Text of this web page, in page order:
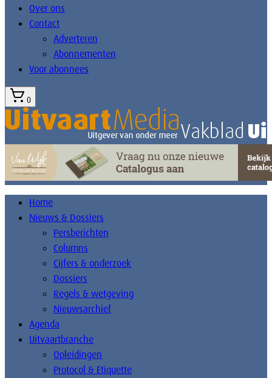
Over ons
Contact
Adverteren
Abonnementen
Voor abonnees
0
Home
Nieuws & Dossiers
Persberichten
Columns
Cijfers & onderzoek
Dossiers
Regels & wetgeving
Nieuwsarchief
Agenda
Uitvaartbranche
Opleidingen
Protocol & Etiquette